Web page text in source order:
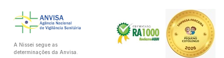
A Nissei segue as
determinações da Anvisa.